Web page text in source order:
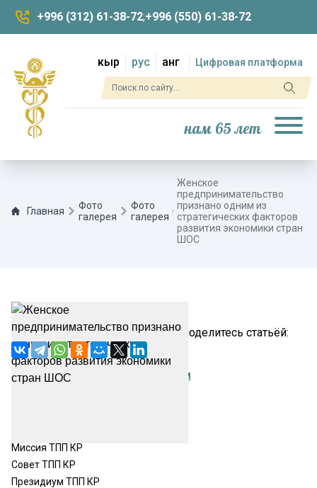
+996 (312) 61-38-72;+996 (550) 61-38-72
кыр рус анг Цифровая платформа
нам 65 лет
Главная
Фото
галерея
Фото
галерея
Женское
предпринимательство
признано одним из
стратегических факторов
развития экономики стран
ШОС
Не оставайтесь равнодушными поделитесь статьёй:
Вернуться ко всем новостям
Миссия ТПП КР
Совет ТПП КР
Президиум ТПП КР